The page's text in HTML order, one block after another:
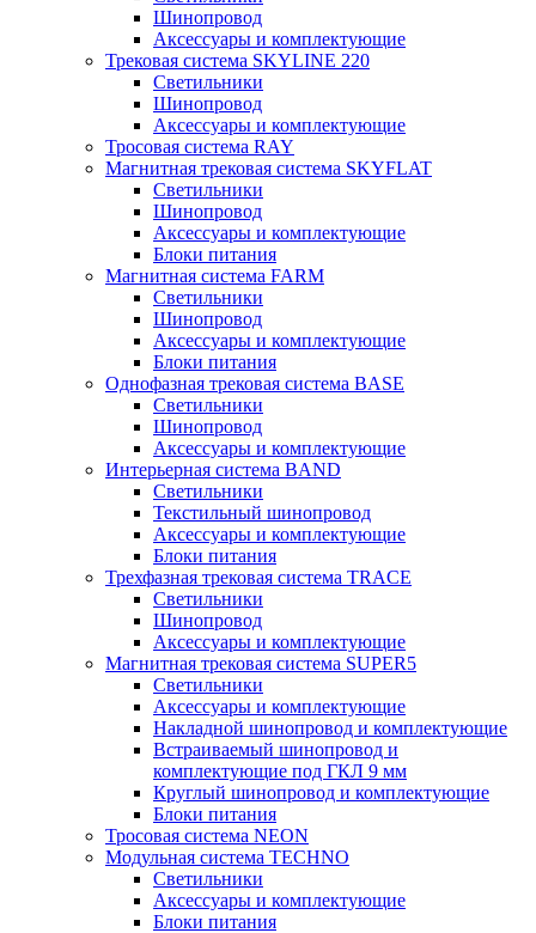
Шинопровод
Аксессуары и комплектующие
Трековая система SKYLINE 220
Светильники
Шинопровод
Аксессуары и комплектующие
Тросовая система RAY
Магнитная трековая система SKYFLAT
Светильники
Шинопровод
Аксессуары и комплектующие
Блоки питания
Магнитная система FARM
Светильники
Шинопровод
Аксессуары и комплектующие
Блоки питания
Однофазная трековая система BASE
Светильники
Шинопровод
Аксессуары и комплектующие
Интерьерная система BAND
Светильники
Текстильный шинопровод
Аксессуары и комплектующие
Блоки питания
Трехфазная трековая система TRACE
Светильники
Шинопровод
Аксессуары и комплектующие
Магнитная трековая система SUPER5
Светильники
Аксессуары и комплектующие
Накладной шинопровод и комплектующие
Встраиваемый шинопровод и
комплектующие под ГКЛ 9 мм
Круглый шинопровод и комплектующие
Блоки питания
Тросовая система NEON
Модульная система TECHNO
Светильники
Аксессуары и комплектующие
Блоки питания